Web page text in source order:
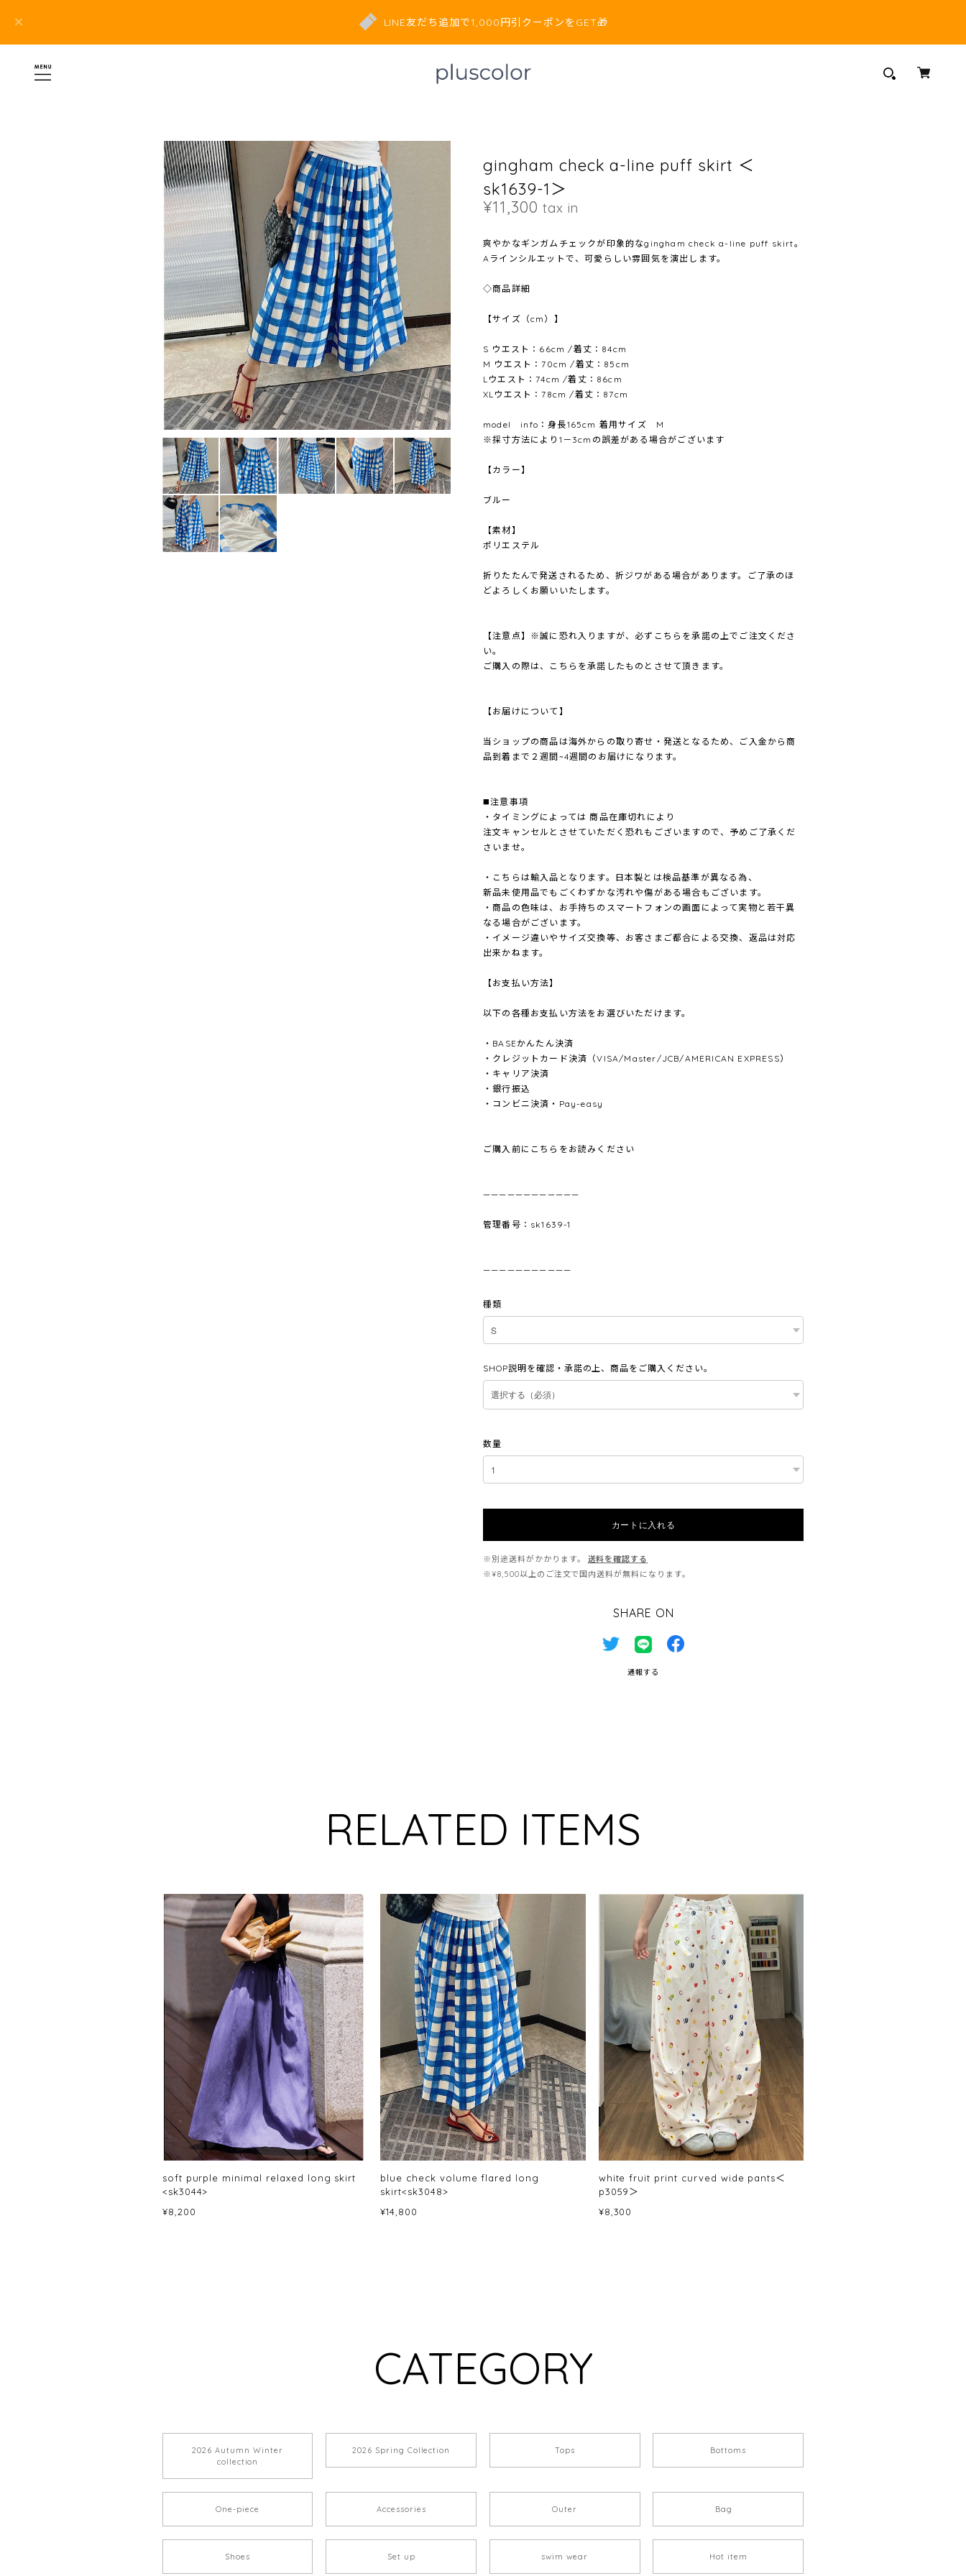
LINE友だち追加で1,000円引クーポンをGET🎁
gingham check a-line puff skirt ＜
sk1639-1＞
¥11,300 tax in
爽やかなギンガムチェックが印象的なgingham check a-line puff skirt。
Aラインシルエットで、可愛らしい雰囲気を演出します。
◇商品詳細
【サイズ（cm）】
S ウエスト：66cm /着丈：84cm
M ウエスト：70cm /着丈：85cm
Lウエスト：74cm /着丈：86cm
XLウエスト：78cm /着丈：87cm
model info：身長165cm 着用サイズ M
※採寸方法により1－3cmの誤差がある場合がございます
【カラー】
ブルー
【素材】
ポリエステル
折りたたんで発送されるため、折ジワがある場合があります。ご了承のほ
どよろしくお願いいたします。
【注意点】※誠に恐れ入りますが、必ずこちらを承諾の上でご注文くださ
い。
ご購入の際は、こちらを承諾したものとさせて頂きます。
【お届けについて】
当ショップの商品は海外からの取り寄せ・発送となるため、ご入金から商
品到着まで２週間~4週間のお届けになります。
◼️注意事項
・タイミングによっては 商品在庫切れにより
注文キャンセルとさせていただく恐れもございますので、予めご了承くだ
さいませ。
・こちらは輸入品となります。日本製とは検品基準が異なる為、
新品未使用品でもごくわずかな汚れや傷がある場合もございます。
・商品の色味は、お手持ちのスマートフォンの画面によって実物と若干異
なる場合がございます。
・イメージ違いやサイズ交換等、お客さまご都合による交換、返品は対応
出来かねます。
【お支払い方法】
以下の各種お支払い方法をお選びいただけます。
・BASEかんたん決済
・クレジットカード決済（VISA/Master/JCB/AMERICAN EXPRESS）
・キャリア決済
・銀行振込
・コンビニ決済・Pay-easy
ご購入前にこちらをお読みください
————————————
管理番号：sk1639-1
———————————
種類
SHOP説明を確認・承諾の上、商品をご購入ください。
数量
カートに入れる
※別途送料がかかります。
送料を確認する
※¥8,500以上のご注文で国内送料が無料になります。
SHARE ON
通報する
RELATED ITEMS
soft purple minimal relaxed long skirt
<sk3044>
¥8,200
blue check volume flared long
skirt<sk3048>
¥14,800
white fruit print curved wide pants＜
p3059＞
¥8,300
CATEGORY
2026 Autumn Winter
collection
2026 Spring Collection Tops Bottoms
One-piece Accessories Outer Bag
Shoes Set up swim wear Hot item